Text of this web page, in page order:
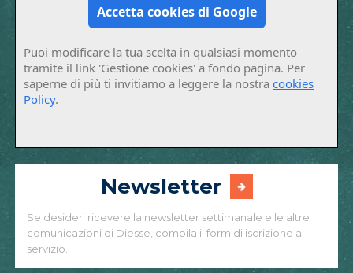
Accetta cookies di Google
Puoi modificare la tua scelta in qualsiasi momento
tramite il link 'Gestione cookies' a fondo pagina. Per
saperne di più ti invitiamo a leggere la nostracookies
Policy.
Newsletter
Se desideri ricevere la newsletter settimanale e le altre
comunicazioni di Diesse, compila il form di iscrizione al
servizio.